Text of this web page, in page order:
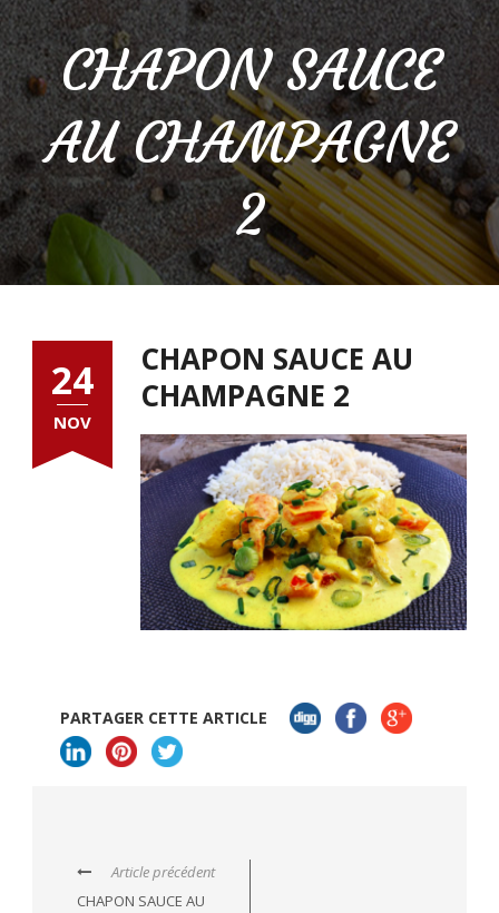
CHAPON SAUCE
AU CHAMPAGNE
2
24
NOV
CHAPON SAUCE AU
CHAMPAGNE 2
PARTAGER CETTE ARTICLE
Article précédent
CHAPON SAUCE AU